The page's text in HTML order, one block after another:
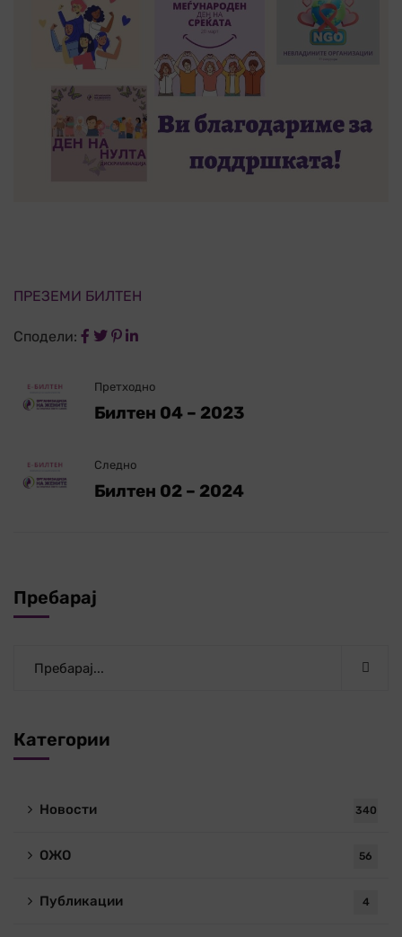
ПРЕЗЕМИ БИЛТЕН
Сподели:
Претходно
Билтен 04 – 2023
Следно
Билтен 02 – 2024
Пребарај
Категории
Новости 340
ОЖО 56
Публикации 4